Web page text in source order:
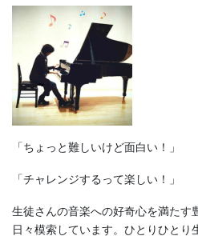
「ちょっと難しいけど面白い！」
「チャレンジするって楽しい！」
生徒さんの音楽への好奇心を満たす
日々模索しています。ひとりひとり